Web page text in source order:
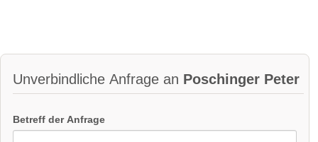
Unverbindliche Anfrage an Poschinger Peter
Betreff der Anfrage